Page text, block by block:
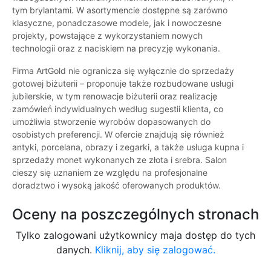
tym brylantami. W asortymencie dostępne są zarówno
klasyczne, ponadczasowe modele, jak i nowoczesne
projekty, powstające z wykorzystaniem nowych
technologii oraz z naciskiem na precyzję wykonania.
Firma ArtGold nie ogranicza się wyłącznie do sprzedaży
gotowej biżuterii – proponuje także rozbudowane usługi
jubilerskie, w tym renowacje biżuterii oraz realizację
zamówień indywidualnych według sugestii klienta, co
umożliwia stworzenie wyrobów dopasowanych do
osobistych preferencji. W ofercie znajdują się również
antyki, porcelana, obrazy i zegarki, a także usługa kupna i
sprzedaży monet wykonanych ze złota i srebra. Salon
cieszy się uznaniem ze względu na profesjonalne
doradztwo i wysoką jakość oferowanych produktów.
Oceny na poszczególnych stronach
Tylko zalogowani użytkownicy maja dostęp do tych
danych. Kliknij, aby się zalogować.